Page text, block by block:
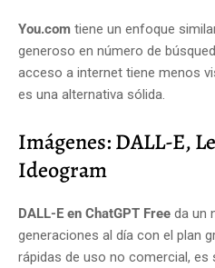
You.com tiene un enfoque
generoso en número de
acceso a internet tiene menos
es una alternativa sólida.
Imágenes: DALL-E,
Ideogram
DALL-E en ChatGPT Free da un
generaciones al día con el plan
rápidas de uso no comercial, es